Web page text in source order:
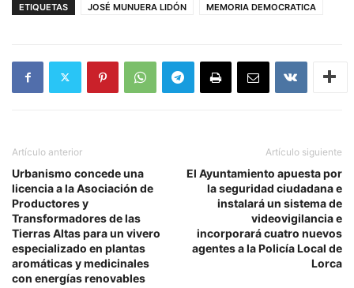
ETIQUETAS JOSÉ MUNUERA LIDÓN MEMORIA DEMOCRATICA
Artículo anterior
Urbanismo concede una
licencia a la Asociación de
Productores y
Transformadores de las
Tierras Altas para un vivero
especializado en plantas
aromáticas y medicinales
con energías renovables
Artículo siguiente
El Ayuntamiento apuesta por
la seguridad ciudadana e
instalará un sistema de
videovigilancia e
incorporará cuatro nuevos
agentes a la Policía Local de
Lorca